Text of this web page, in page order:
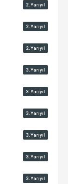
2.Yarıyıl
2.Yarıyıl
2.Yarıyıl
3.Yarıyıl
3.Yarıyıl
3.Yarıyıl
3.Yarıyıl
3.Yarıyıl
3.Yarıyıl